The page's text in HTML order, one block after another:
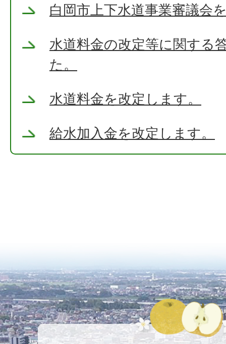
白岡市上下水道事業審議会
水道料金の改定等に関する
た。
水道料金を改定します。
給水加入金を改定します。